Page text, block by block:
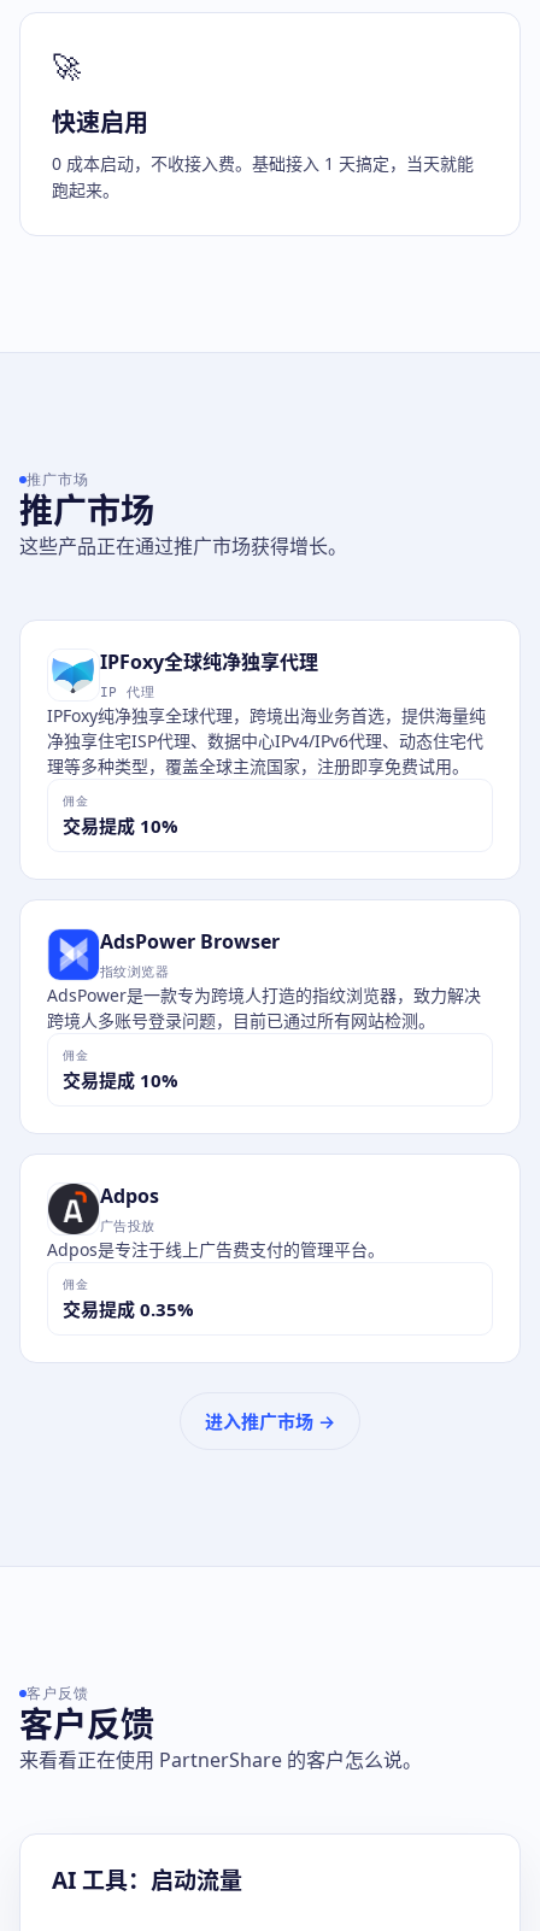
🚀
快速启用
0 成本启动，不收接入费。基础接入 1 天搞定，当天就能
跑起来。
推广市场
推广市场
这些产品正在通过推广市场获得增长。
IPFoxy全球纯净独享代理
IP 代理
IPFoxy纯净独享全球代理，跨境出海业务首选，提供海量纯
净独享住宅ISP代理、数据中心IPv4/IPv6代理、动态住宅代
理等多种类型，覆盖全球主流国家，注册即享免费试用。
佣金
交易提成 10%
AdsPower Browser
指纹浏览器
AdsPower是一款专为跨境人打造的指纹浏览器，致力解决
跨境人多账号登录问题，目前已通过所有网站检测。
佣金
交易提成 10%
Adpos
广告投放
Adpos是专注于线上广告费支付的管理平台。
佣金
交易提成 0.35%
进入推广市场 →
客户反馈
客户反馈
来看看正在使用 PartnerShare 的客户怎么说。
AI 工具：启动流量